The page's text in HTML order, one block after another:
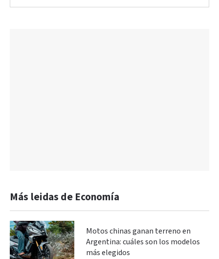
Más leidas de Economía
Motos chinas ganan terreno en
Argentina: cuáles son los modelos
más elegidos